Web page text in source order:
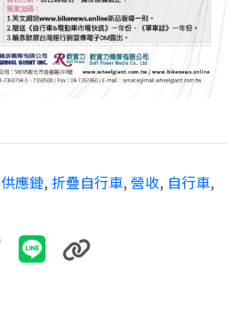
供應鏈, 折疊自行車, 營收, 自行車,